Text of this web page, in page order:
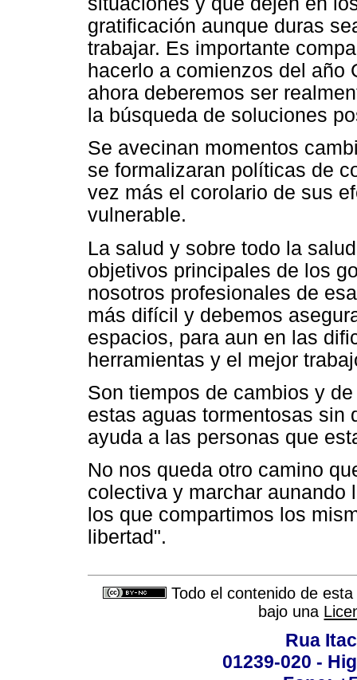
gratificación aunque duras
trabajar. Es importante
hacerlo a comienzos del año
ahora deberemos ser
la búsqueda de soluciones
Se avecinan momentos
se formalizaran políticas de
vez más el corolario de sus
vulnerable.
La salud y sobre todo la
objetivos principales de los
nosotros profesionales de
más difícil y debemos
espacios, para aun en las
herramientas y el mejor
Son tiempos de cambios y
estas aguas tormentosas sin
ayuda a las personas que
No nos queda otro camino
colectiva y marchar aunando
los que compartimos los
libertad".
Todo el contenido de
bajo una
Rua
01239-020 -